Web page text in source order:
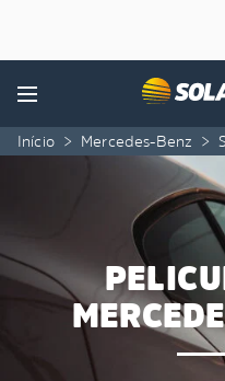
Menu
Início > Mercedes-Benz >